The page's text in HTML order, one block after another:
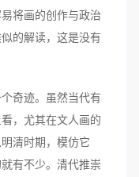
将画的创作与政治
的解读，这是没有
奇迹。虽然当代有
，尤其在文人画的
清时期，模仿它
有不少。清代推崇